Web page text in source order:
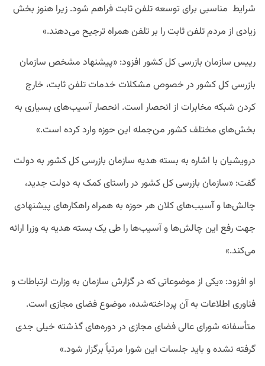
شرایط مناسبی برای توسعه تلفن ثابت فراهم شود. زیرا هنوز بخش
زیادی از مردم تلفن ثابت را بر تلفن همراه ترجیح می‌دهند.»
رییس سازمان بازرسی کل کشور افزود: «پیشنهاد مشخص سازمان
بازرسی کل کشور در خصوص مشکلات خدمات تلفن ثابت، خارج
کردن شبکه مخابرات از انحصار است. انحصار آسیب‌های بسیاری به
بخش‌های مختلف کشور من‌جمله این حوزه وارد کرده است.»
درویشیان با اشاره به بسته هدیه سازمان بازرسی کل کشور به دولت
گفت: «سازمان بازرسی کل کشور در راستای کمک به دولت جدید،
چالش‌ها و آسیب‌های کلان هر حوزه به همراه راهکارهای پیشنهادی
جهت رفع این چالش‌ها و آسیب‌ها را طی یک بسته هدیه به وزرا ارائه
می‌کند.»
او افزود: «یکی از موضوعاتی که در گزارش سازمان به وزارت ارتباطات و
فناوری اطلاعات به آن پرداخته‌شده، موضوع فضای مجازی است.
متأسفانه شورای عالی فضای مجازی در دوره‌های گذشته خیلی جدی
گرفته نشده و باید جلسات این شورا مرتباً برگزار شود.»